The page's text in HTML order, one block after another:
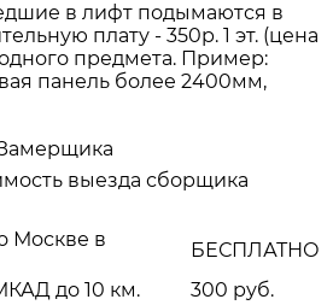
в лифт подымаются в
плату - 350р. 1 эт. (цена
предмета. Пример:
панель более 2400мм,
выезда сборщика
Москве в
БЕСПЛАТНО
до 10 км.
300 руб.